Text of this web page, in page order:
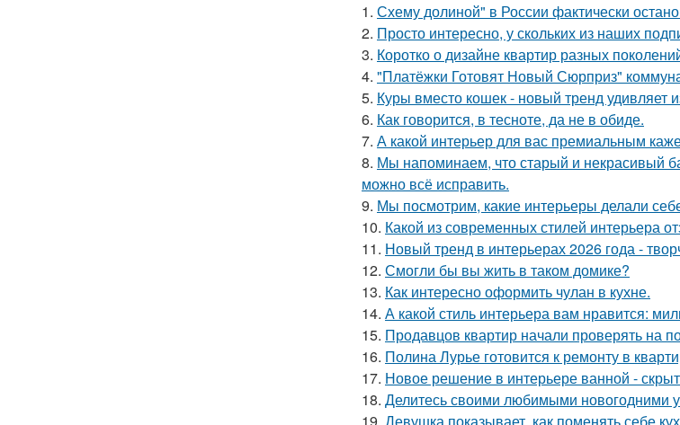
1. Схему долиной" в России фактически
2. Просто интересно, у скольких из наших
3. Коротко о дизайне квартир разных
4. "Платёжки Готовят Новый Сюрприз"
5. Куры вместо кошек - новый тренд удивляет
6. Как говорится, в тесноте, да не в обиде.
7. А какой интерьер для вас премиальным
8. Мы напоминаем, что старый и некрасивый
можно всё исправить.
9. Мы посмотрим, какие интерьеры делали
10. Какой из современных стилей интерьера
11. Новый тренд в интерьерах 2026 года -
12. Смогли бы вы жить в таком домике?
13. Как интересно оформить чулан в кухне.
14. А какой стиль интерьера вам нравится:
15. Продавцов квартир начали проверять на
16. Полина Лурье готовится к ремонту в
17. Новое решение в интерьере ванной -
18. Делитесь своими любимыми новогодними